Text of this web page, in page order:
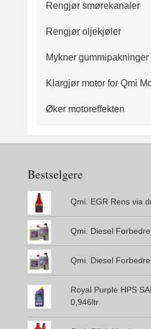
Rengjør smørekanaler
Rengjør oljekjøler
Mykner gummipakninger
Klargjør motor for Qmi
Øker motoreffekten
Bestselgere
Qmi. EGR Rens via
Qmi. Diesel
Qmi. Diesel
Royal Purple HPS
0,946ltr.